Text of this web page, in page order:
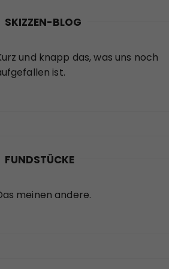
SKIZZEN-BLOG
und knapp das, was uns noch
ist.
FUNDSTÜCKE
meinen andere.